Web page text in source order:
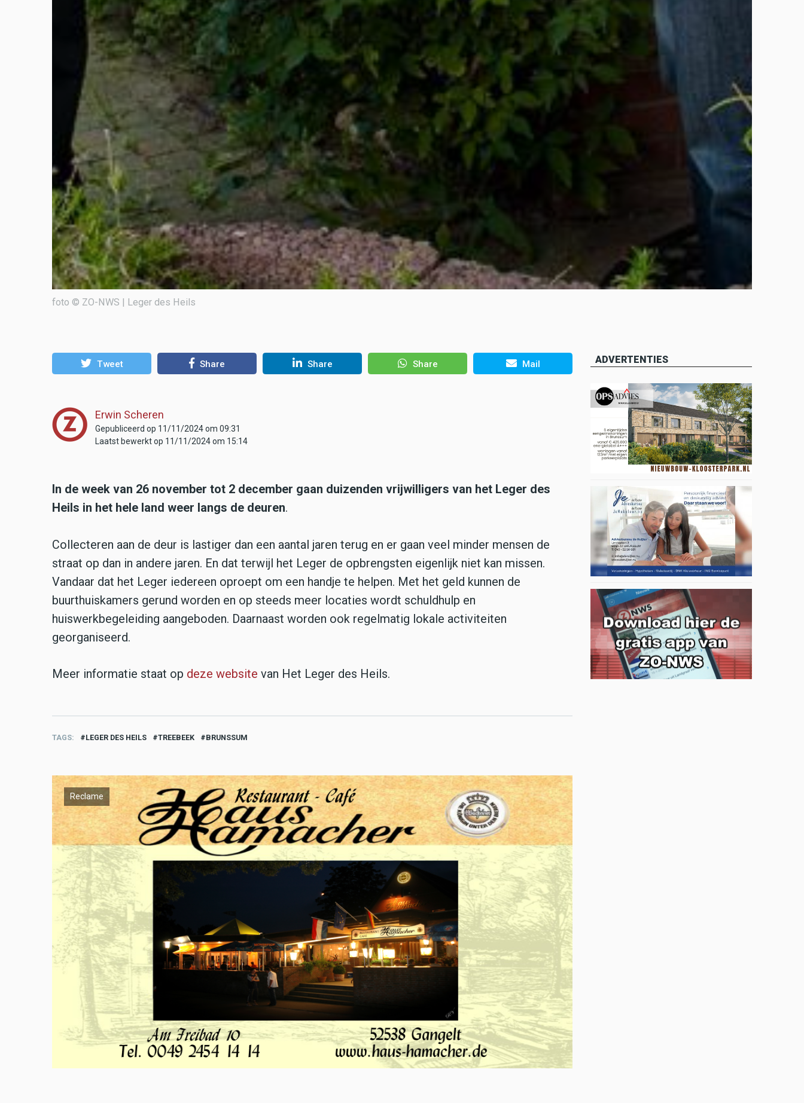
foto © ZO-NWS | Leger des Heils
Tweet Share Share Share Mail
Erwin Scheren
Gepubliceerd op 11/11/2024 om 09:31
Laatst bewerkt op 11/11/2024 om 15:14
In de week van 26 november tot 2 december gaan duizenden vrijwilligers van het Leger des
Heils in het hele land weer langs de deuren.
Collecteren aan de deur is lastiger dan een aantal jaren terug en er gaan veel minder mensen de
straat op dan in andere jaren. En dat terwijl het Leger de opbrengsten eigenlijk niet kan missen.
Vandaar dat het Leger iedereen oproept om een handje te helpen. Met het geld kunnen de
buurthuiskamers gerund worden en op steeds meer locaties wordt schuldhulp en
huiswerkbegeleiding aangeboden. Daarnaast worden ook regelmatig lokale activiteiten
georganiseerd.
Meer informatie staat op deze website van Het Leger des Heils.
TAGS LEGER DES HEILS TREEBEEK BRUNSSUM
Reclame
ADVERTENTIES